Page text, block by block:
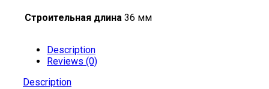
Строительная длина 36 мм
Description
Reviews (0)
Description